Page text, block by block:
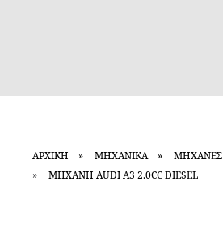
ΑΡΧΙΚΗ ΜΗΧΑΝΙΚΑ
ΜΗΧΑΝΕΣ
ΜΗΧΑΝΗ AUDI A3 2.0CC DIESEL